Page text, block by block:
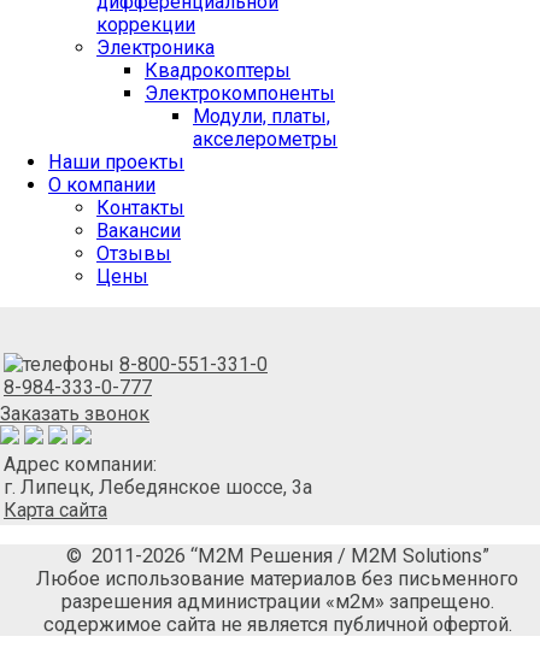
коррекции
Электроника
Квадрокоптеры
Электрокомпоненты
Модули, платы,
акселерометры
Наши проекты
О компании
Контакты
Вакансии
Отзывы
Цены
8-800-551-331-0
8-984-333-0-777
Заказать звонок
Адрес компании:
г. Липецк, Лебедянское шоссе, 3а
Карта сайта
© 2011-2026 “М2М Решения / M2M Solutions”
Любое использование материалов без письменного
разрешения администрации «м2м» запрещено.
содержимое сайта не является публичной офертой.